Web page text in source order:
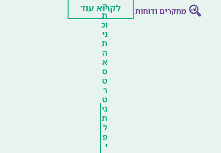
מחקרים ודוחות
ה
ת
וכ
ני
ת
ה
א
ס
ט
ר
ט
גי
ת
ל
פ
י
לקרוא עוד